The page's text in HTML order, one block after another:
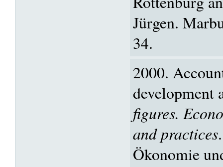
Jürgen.
34.
2000.
figures.
and practices
Ökonomie